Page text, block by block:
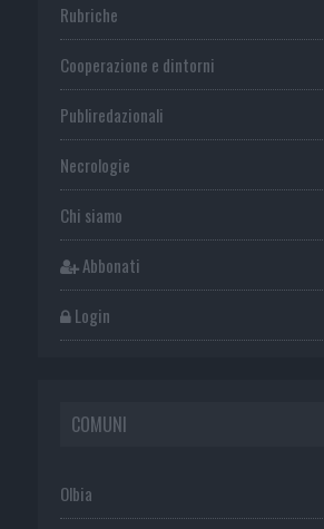
Rubriche
Cooperazione e dintorni
Publiredazionali
Necrologie
Chi siamo
Abbonati
Login
COMUNI
Olbia